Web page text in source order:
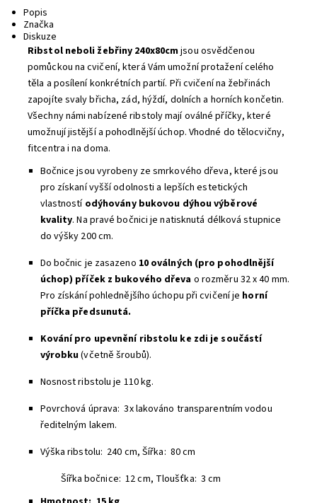
Popis
Značka
Diskuze
Ribstol neboli žebřiny 240x80cmjsou osvědčenou
pomůckou na cvičení, která Vám umožní protažení celého
těla a posílení konkrétních partií. Při cvičení na žebřinách
zapojíte svaly břicha, zád, hýždí, dolních a horních končetin.
Všechny námi nabízené ribstoly mají oválné příčky, které
umožnují jistější a pohodlnější úchop. Vhodné do tělocvičny,
fitcentra i na doma.
Bočnice jsou vyrobeny ze smrkového dřeva, které jsou
pro získaní vyšší odolnosti a lepších estetických
vlastností odýhovány bukovou dýhou výběrové
kvality. Na pravé bočnici je natisknutá délková stupnice
do výšky 200 cm.
Do bočnic je zasazeno 10 oválných (pro pohodlnější
úchop) příček z bukového dřeva o rozměru 32 x 40 mm.
Pro získání pohlednějšího úchopu při cvičení je horní
příčka předsunutá.
Kování pro upevnění ribstolu ke zdi je součástí
výrobku(včetně šroubů).
Nosnost ribstolu je 110 kg.
Povrchová úprava: 3x lakováno transparentním vodou
ředitelným lakem.
Výška ribstolu: 240 cm, Šířka: 80 cm
Šířka bočnice: 12 cm, Tloušťka: 3 cm